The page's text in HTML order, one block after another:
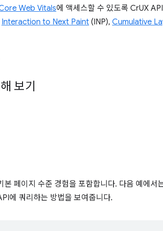
Web Vitals에 액세스할 수 있도록 CrUX
Interaction to Next Paint (INP), Cumulative
보기
페이지 수준 경험을 포함합니다. 다음 예에서
에 쿼리하는 방법을 보여줍니다.